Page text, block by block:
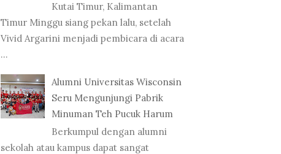
Kutai Timur, Kalimantan
Timur Minggu siang pekan lalu, setelah
Vivid Argarini menjadi pembicara di acara
...
Alumni Universitas Wisconsin
Seru Mengunjungi Pabrik
Minuman Teh Pucuk Harum
Berkumpul dengan alumni
sekolah atau kampus dapat sangat